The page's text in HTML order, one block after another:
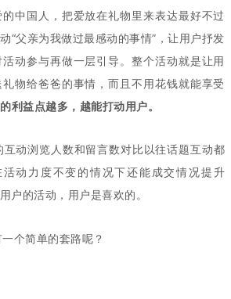
中国人，把爱放在礼物里来表达最好不过
“父亲为我做过最感动的事情”，让用户抒发
动参与再做一层引导。整个活动就是让用
物给爸爸的事情，而且不用花钱就能享受
利益点越多，越能打动用户。
互动浏览人数和留言数对比以往话题互动都
动力度不变的情况下还能成交情况提升
户的活动，用户是喜欢的。
个简单的套路呢？